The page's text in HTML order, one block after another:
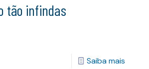
tão infindas
Saiba mais